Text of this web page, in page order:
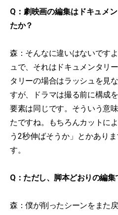
Q：劇映画の編集はドキュメ
たか？
森：そんなに違いはないです
ュで、それはドキュメンタリ
タリーの場合はラッシュを見
すが、ドラマは撮る前に構成
要素は同じです。そういう意
たですね。もちろんカットに
う2秒伸ばそうか」とかあり
す。
Q：ただし、脚本どおりの編集
森：僕が削ったシーンをまた